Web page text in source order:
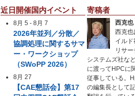
近日開催国内イベント
8月 5 -8月 7
2026年並列／分散／
協調処理に関するサマ
ー・ワークショップ
（SWoPP 2026）
8月 27
【CAE懇話会】第17
寄稿者
西克也
西克也
イルド
リサー
システムズ社な
に渡ってHPCに
従事している。
の編集長として